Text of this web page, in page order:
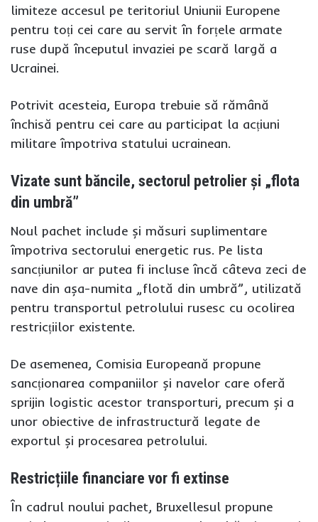
limiteze accesul pe teritoriul Uniunii Europene
pentru toți cei care au servit în forțele armate
ruse după începutul invaziei pe scară largă a
Ucrainei.
Potrivit acesteia, Europa trebuie să rămână
închisă pentru cei care au participat la acțiuni
militare împotriva statului ucrainean.
Vizate sunt băncile, sectorul petrolier și „flota
din umbră”
Noul pachet include și măsuri suplimentare
împotriva sectorului energetic rus. Pe lista
sancțiunilor ar putea fi incluse încă câteva zeci de
nave din așa-numita „flotă din umbră”, utilizată
pentru transportul petrolului rusesc cu ocolirea
restricțiilor existente.
De asemenea, Comisia Europeană propune
sancționarea companiilor și navelor care oferă
sprijin logistic acestor transporturi, precum și a
unor obiective de infrastructură legate de
exportul și procesarea petrolului.
Restricțiile financiare vor fi extinse
În cadrul noului pachet, Bruxellesul propune